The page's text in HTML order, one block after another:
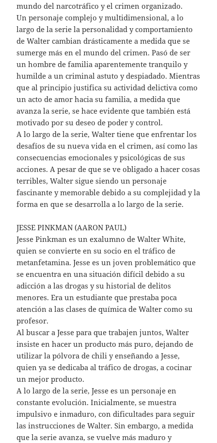
mundo del narcotráfico y el crimen organizado.
Un personaje complejo y multidimensional, a lo
largo de la serie la personalidad y comportamiento
de Walter cambian drásticamente a medida que se
sumerge más en el mundo del crimen. Pasó de ser
un hombre de familia aparentemente tranquilo y
humilde a un criminal astuto y despiadado. Mientras
que al principio justifica su actividad delictiva como
un acto de amor hacia su familia, a medida que
avanza la serie, se hace evidente que también está
motivado por su deseo de poder y control.
A lo largo de la serie, Walter tiene que enfrentar los
desafíos de su nueva vida en el crimen, así como las
consecuencias emocionales y psicológicas de sus
acciones. A pesar de que se ve obligado a hacer cosas
terribles, Walter sigue siendo un personaje
fascinante y memorable debido a su complejidad y la
forma en que se desarrolla a lo largo de la serie.
JESSE PINKMAN (AARON PAUL)
Jesse Pinkman es un exalumno de Walter White,
quien se convierte en su socio en el tráfico de
metanfetamina. Jesse es un joven problemático que
se encuentra en una situación difícil debido a su
adicción a las drogas y su historial de delitos
menores. Era un estudiante que prestaba poca
atención a las clases de química de Walter como su
profesor.
Al buscar a Jesse para que trabajen juntos, Walter
insiste en hacer un producto más puro, dejando de
utilizar la pólvora de chili y enseñando a Jesse,
quien ya se dedicaba al tráfico de drogas, a cocinar
un mejor producto.
A lo largo de la serie, Jesse es un personaje en
constante evolución. Inicialmente, se muestra
impulsivo e inmaduro, con dificultades para seguir
las instrucciones de Walter. Sin embargo, a medida
que la serie avanza, se vuelve más maduro y